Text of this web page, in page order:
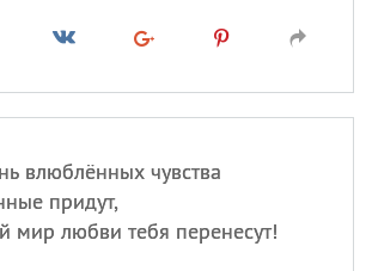
влюблённых чувства
придут,
мир любви тебя перенесут!